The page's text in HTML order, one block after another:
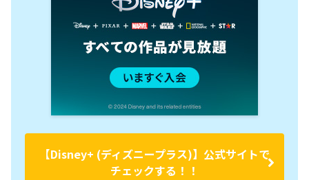
【Disney+ (ディズニープラス)】公式サイトで
チェックする！！